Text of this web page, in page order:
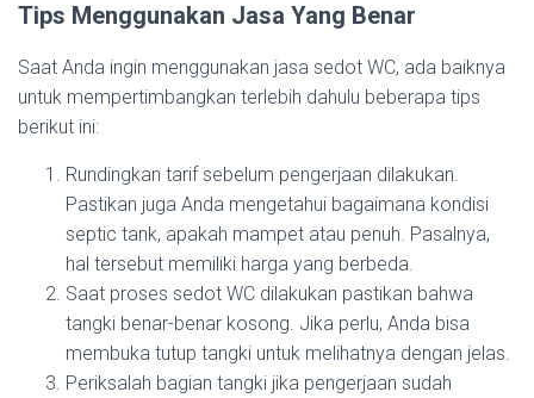
Tips Menggunakan Jasa Yang Benar
Saat Anda ingin menggunakan jasa sedot WC, ada baiknya
untuk mempertimbangkan terlebih dahulu beberapa tips
berikut ini:
Rundingkan tarif sebelum pengerjaan dilakukan.
Pastikan juga Anda mengetahui bagaimana kondisi
septic tank, apakah mampet atau penuh. Pasalnya,
hal tersebut memiliki harga yang berbeda.
Saat proses sedot WC dilakukan pastikan bahwa
tangki benar-benar kosong. Jika perlu, Anda bisa
membuka tutup tangki untuk melihatnya dengan jelas.
Periksalah bagian tangki jika pengerjaan sudah